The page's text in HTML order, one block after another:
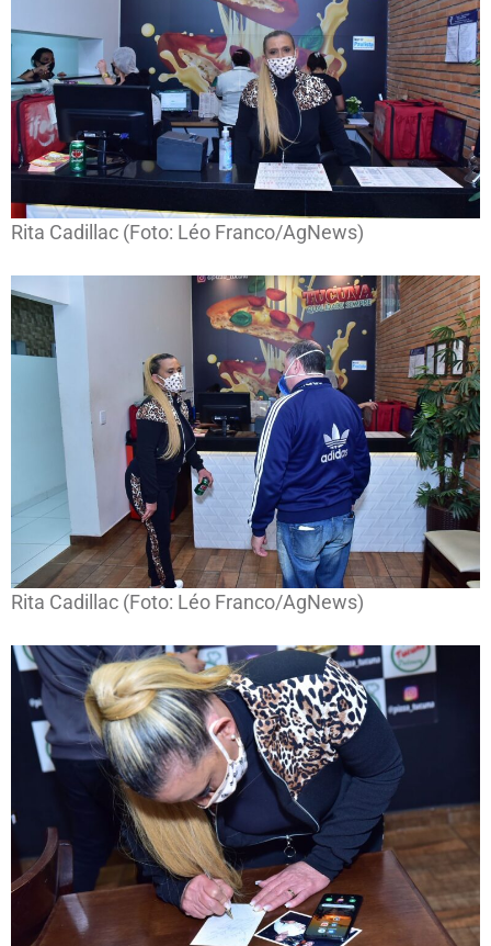
Rita Cadillac (Foto: Léo Franco/AgNews)
Rita Cadillac (Foto: Léo Franco/AgNews)